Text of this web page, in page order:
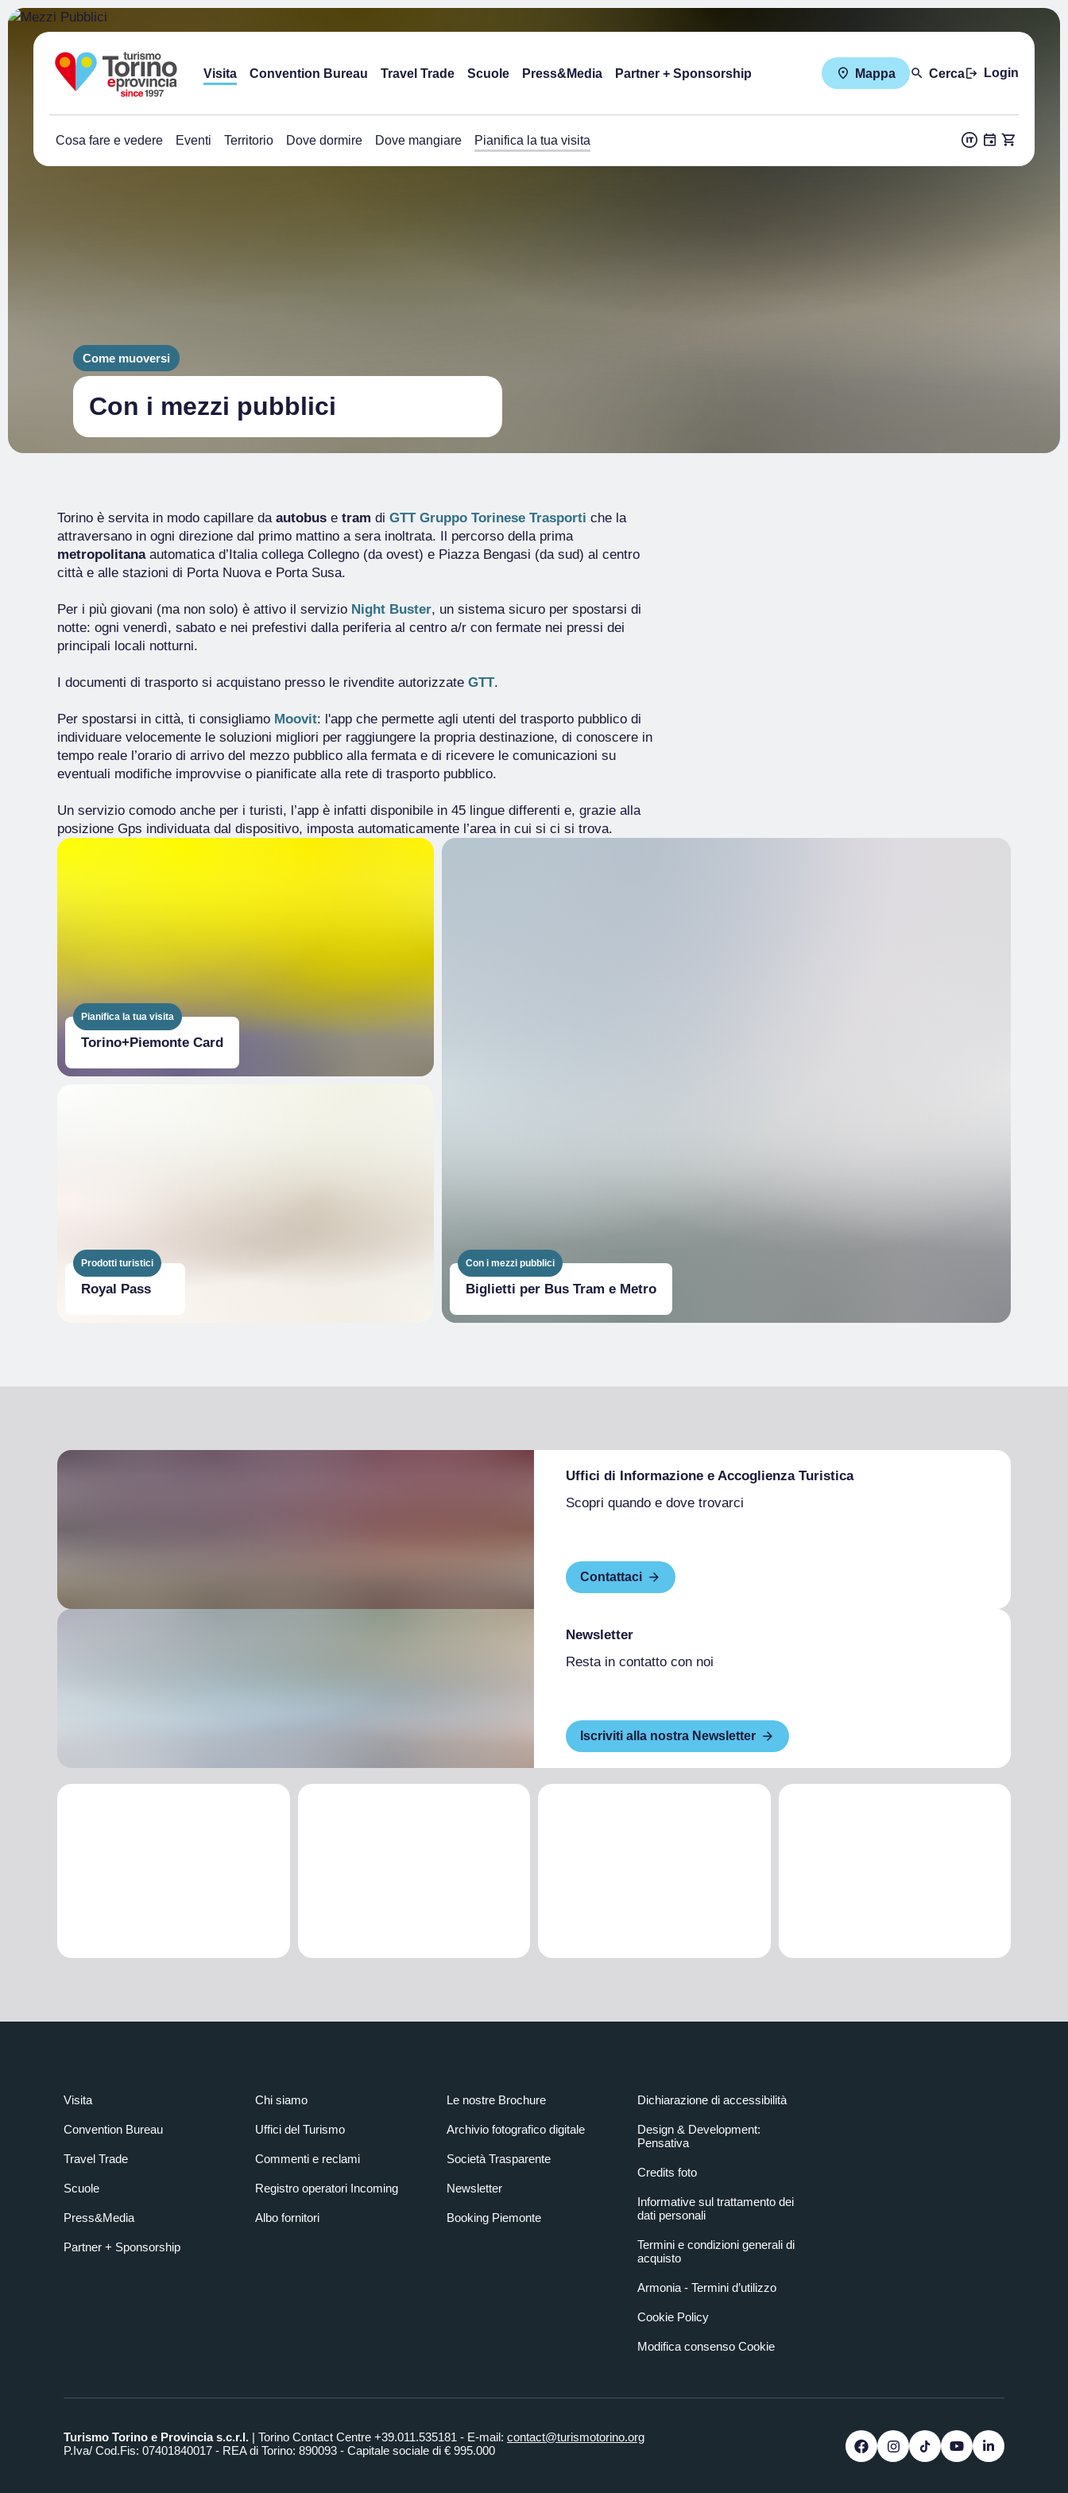
Visita Convention Bureau Travel Trade Scuole Press&Media Partner + Sponsorship Mappa Cerca Login
Cosa fare e vedere Eventi Territorio Dove dormire Dove mangiare Pianifica la tua visita
Come muoversi
Con i mezzi pubblici
Torino è servita in modo capillare da autobus e tram di GTT Gruppo Torinese Trasporti che la
attraversano in ogni direzione dal primo mattino a sera inoltrata. Il percorso della prima
metropolitanaautomatica d’Italia collega Collegno (da ovest) e Piazza Bengasi (da sud) al centro
città e alle stazioni di Porta Nuova e Porta Susa.
Per i più giovani (ma non solo) è attivo il servizio Night Buster, un sistema sicuro per spostarsi di
notte: ogni venerdì, sabato e nei prefestivi dalla periferia al centro a/r con fermate nei pressi dei
principali locali notturni.
I documenti di trasporto si acquistano presso le rivendite autorizzate GTT.
Per spostarsi in città, ti consigliamo Moovit: l'app che permette agli utenti del trasporto pubblico di
individuare velocemente le soluzioni migliori per raggiungere la propria destinazione, di conoscere in
tempo reale l’orario di arrivo del mezzo pubblico alla fermata e di ricevere le comunicazioni su
eventuali modifiche improvvise o pianificate alla rete di trasporto pubblico.
Un servizio comodo anche per i turisti, l’app è infatti disponibile in 45 lingue differenti e, grazie alla
posizione Gps individuata dal dispositivo, imposta automaticamente l’area in cui si ci si trova.
Pianifica la tua visita
Torino+​Piemonte Card
Prodotti turistici
Royal Pass
Con i mezzi pubblici
Biglietti per Bus Tram e Metro
Uffici di Informazione e Accoglienza Turistica
Scopri quando e dove trovarci
Contattaci
Newsletter
Resta in contatto con noi
Iscriviti alla nostra Newsletter
Visita
Convention Bureau
Travel Trade
Scuole
Press&Media
Partner + Sponsorship
Chi siamo
Uffici del Turismo
Commenti e reclami
Registro operatori Incoming
Albo fornitori
Le nostre Brochure
Archivio fotografico digitale
Società Trasparente
Newsletter
Booking Piemonte
Dichiarazione di accessibilità
Design & Development:
Pensativa
Credits foto
Informative sul trattamento dei
dati personali
Termini e condizioni generali di
acquisto
Armonia - Termini d’utilizzo
Cookie Policy
Modifica consenso Cookie
Turismo Torino e Provincia s.c.r.l. | Torino Contact Centre +39.011.535181 - E-mail: contact@turismotorino.org
P.Iva/ Cod.Fis: 07401840017 - REA di Torino: 890093 - Capitale sociale di € 995.000